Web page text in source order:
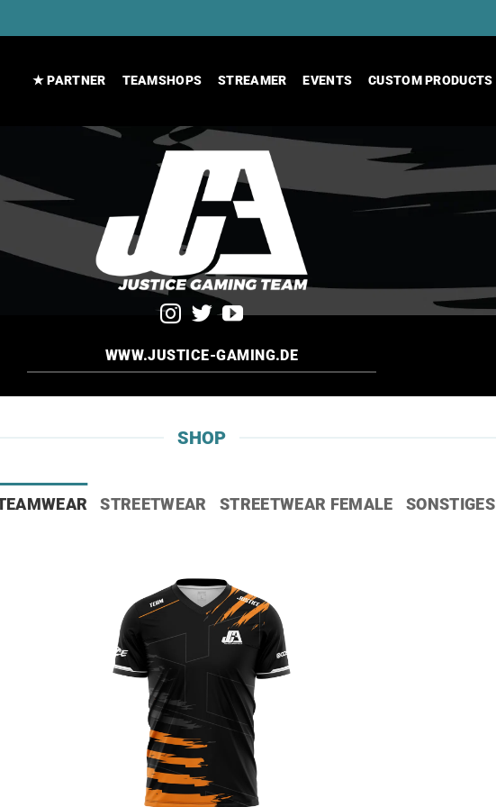
★ PARTNER TEAMSHOPS STREAMER EVENTS CUSTOM PRODUCTS
WWW.JUSTICE-GAMING.DE
SHOP
STREETWEAR STREETWEAR FEMALE SONSTIGES